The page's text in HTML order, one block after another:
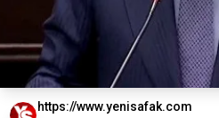
https://www.yenisafak.com